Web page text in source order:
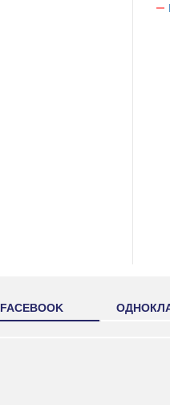
FACEBOOK